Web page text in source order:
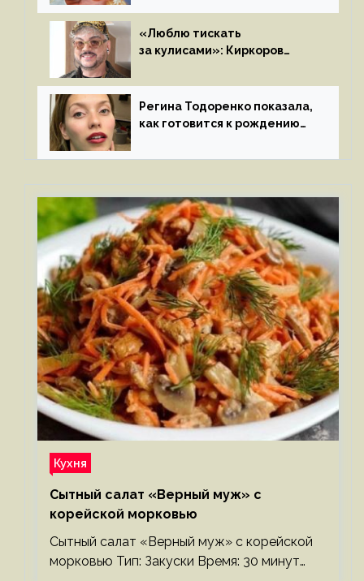
«Люблю тискать
за кулисами»: Киркоров
к молодой особе
Регина Тодоренко показала,
как готовится к рождению
Кухня
Сытный салат «Верный муж» с
корейской морковью
Сытный салат «Верный муж» с корейской
морковью Тип: Закуски Время: 30 минут…